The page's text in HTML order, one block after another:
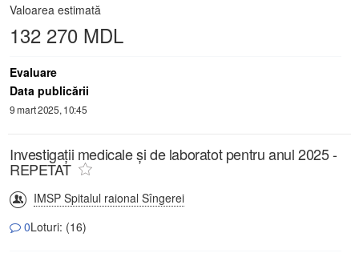
Valoarea estimată
132 270 MDL
Evaluare
Data publicării
9 mart 2025, 10:45
Investigații medicale și de laboratot pentru anul 2025 -
REPETAT
IMSP Spitalul raional Sîngerei
0Loturi: (16)